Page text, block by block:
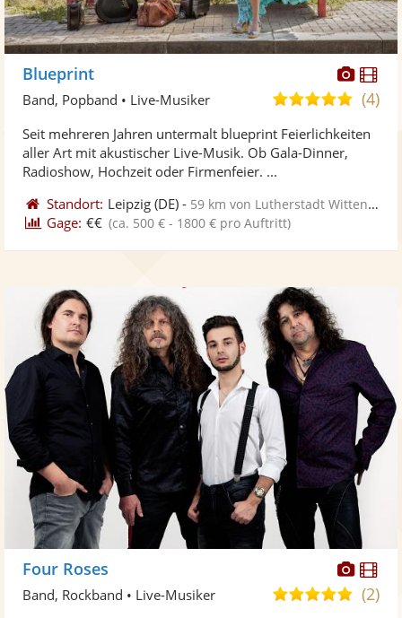
Fotos
Blueprint
5,0
5
(4)
Band, Popband • Live-Musiker
Seit mehreren Jahren untermalt blueprint Feierlichkeiten
aller Art mit akustischer Live-Musik. Ob Gala-Dinner,
Radioshow, Hochzeit oder Firmenfeier. ...
Standort: Leipzig (DE) - 59 km von Lutherstadt Wittenberg
Gage: €€ (ca. 500 € - 1800 € pro Auftritt)
Four Roses
5,0(2)
Band, Rockband • Live-Musiker